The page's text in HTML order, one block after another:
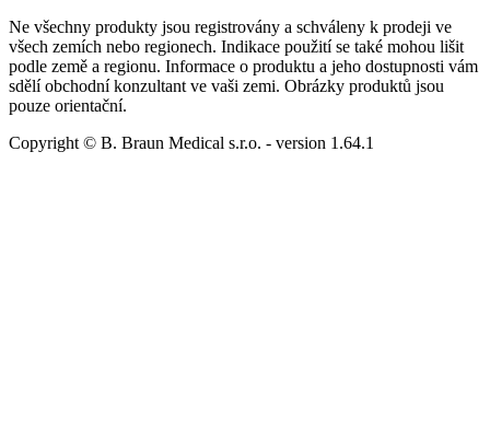
Ne všechny produkty jsou registrovány a schváleny k prodeji ve
všech zemích nebo regionech. Indikace použití se také mohou lišit
podle země a regionu. Informace o produktu a jeho dostupnosti vám
sdělí obchodní konzultant ve vaši zemi. Obrázky produktů jsou
pouze orientační.
Copyright © B. Braun Medical s.r.o. - version 1.64.1